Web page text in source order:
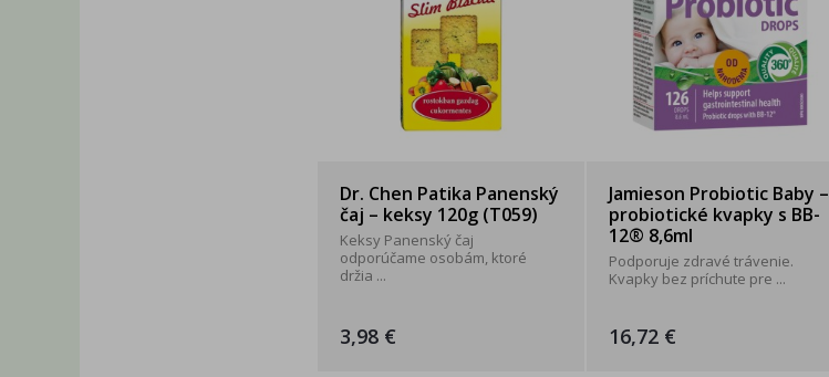
Dr. Chen Patika Panenský
čaj – keksy 120g (T059)
Keksy Panenský čaj
odporúčame osobám, ktoré
držia ...
3,98 €
Jamieson Probiotic Baby –
probiotické kvapky s BB-
12® 8,6ml
Podporuje zdravé trávenie.
Kvapky bez príchute pre ...
16,72 €